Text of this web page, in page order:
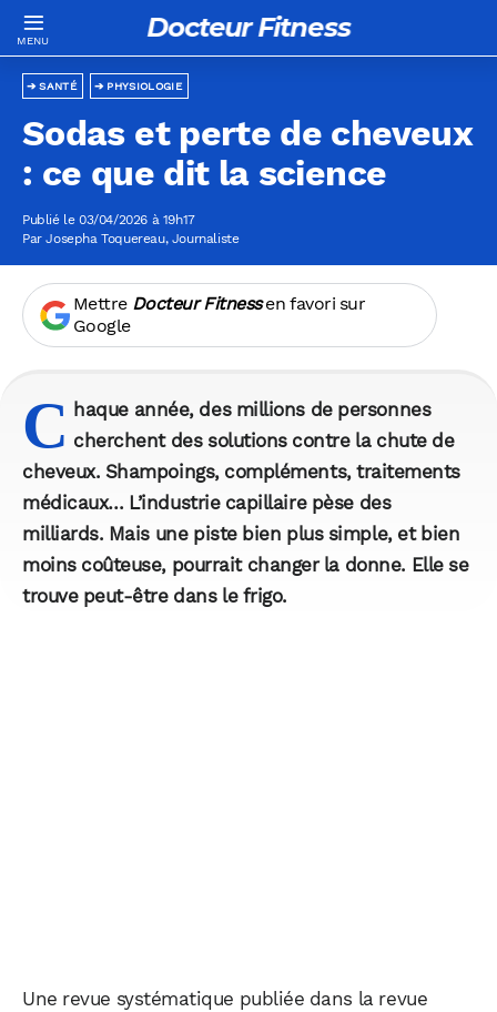
Docteur Fitness
PHYSIOLOGIE
SANTÉ
Sodas et perte de cheveux
: ce que dit la science
Publié le 03/04/2026 à 19h17
ParJosepha Toquereau, Journaliste
Mettre Docteur Fitnessen favori sur
Google
C haque année, des millions de personnes
cherchent des solutions contre la chute de
cheveux. Shampoings, compléments, traitements
médicaux… L’industrie capillaire pèse des
milliards. Mais une piste bien plus simple, et bien
moins coûteuse, pourrait changer la donne. Elle se
trouve peut-être dans le frigo.
Une revue systématique publiée dans la revue